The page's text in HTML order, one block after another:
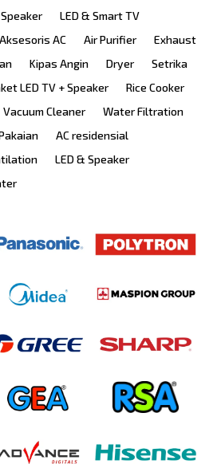
Speaker
LED & Smart TV
AC Air Purifier
Exhaust
Kipas Angin Dryer
Setrika
LED TV + Speaker
Rice Cooker
Vacuum Cleaner
Water Filtration
AC residensial
LED & Speaker